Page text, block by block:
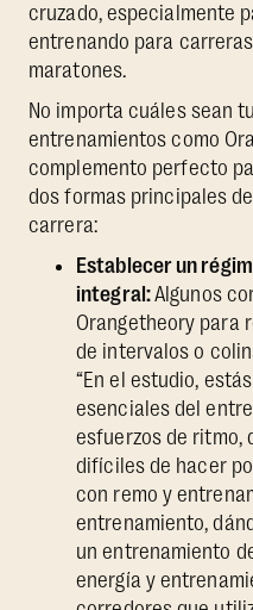
cruzado, especialmente
entrenando para
maratones.
No importa cuáles sean
entrenamientos como
complemento perfecto
dos formas principales
carrera:
Establecer un
integral:Algunos
Orangetheory para
de intervalos o
“En el estudio,
esenciales del
esfuerzos de ritmo,
difíciles de hacer
con remo y
entrenamiento,
un entrenamiento
energía y